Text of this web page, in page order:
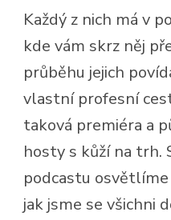
Každý z nich má v
kde vám skrz něj
průběhu jejich
vlastní profesní
taková premiéra a
hosty s kůží na trh.
podcastu
jak jsme se všichni